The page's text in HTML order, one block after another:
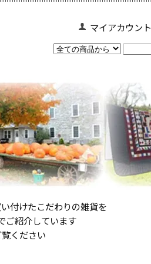
マイアカウント
付けたこだわりの雑貨を
ご紹介しています
ください